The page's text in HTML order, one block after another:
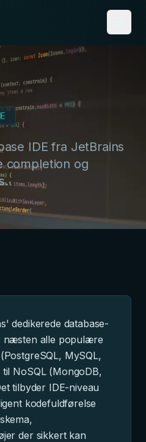
IDE fra JetBrains
completion og
dedikerede database-
næsten alle populære
MySQL,
NoSQL (MongoDB,
tilbyder IDE-niveau
kodefuldførelse
der sikkert kan